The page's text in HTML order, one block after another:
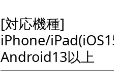
[対応機種]
iPhone/
Android13以上